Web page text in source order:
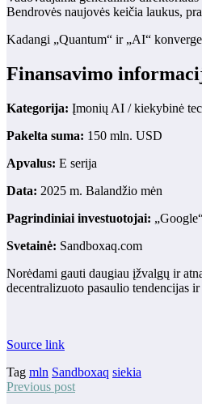
Bendrovės naujovės keičia laukus,
Kadangi „Quantum“ ir „AI“
Finansavimo
Kategorija: Įmonių AI / kiekybinė
Pakelta suma: 150 mln. USD
Apvalus: E serija
Data: 2025 m. Balandžio mėn
Pagrindiniai investuotojai:
Svetainė: Sandboxaq.com
Norėdami gauti daugiau įžvalgų ir
decentralizuoto pasaulio tendencijas
Source link
Tag mln Sandboxaq siekia
Previous post